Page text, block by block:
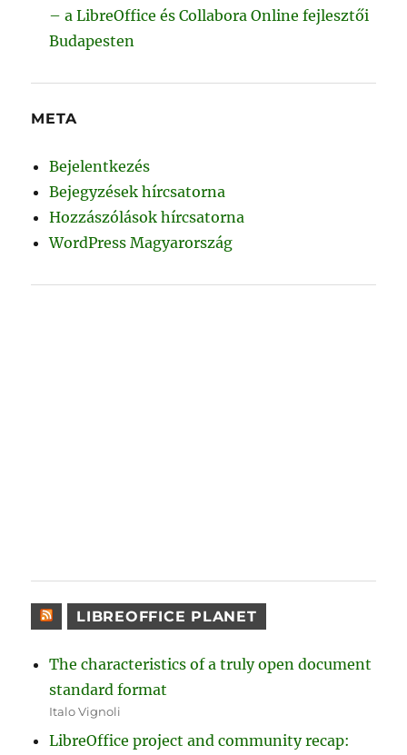
– a LibreOffice és Collabora Online fejlesztői
Budapesten
META
Bejelentkezés
Bejegyzések hírcsatorna
Hozzászólások hírcsatorna
WordPress Magyarország
LIBREOFFICE PLANET
The characteristics of a truly open document
standard format
Italo Vignoli
LibreOffice project and community recap: